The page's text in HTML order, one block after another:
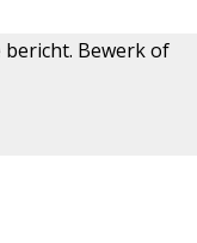
bericht. Bewerk of